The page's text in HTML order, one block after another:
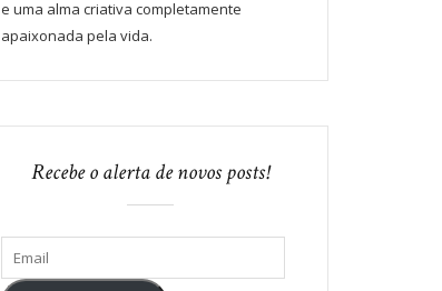
e uma alma criativa completamente
apaixonada pela vida.
Recebe o alerta de novos posts!